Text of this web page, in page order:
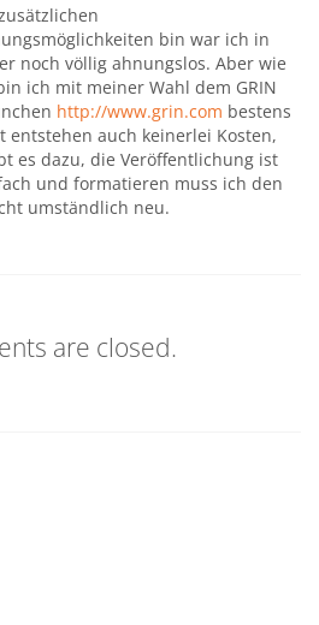
bin war ich in
noch völlig ahnungslos. Aber wie
ich mit meiner Wahl dem GRIN
http://www.grin.com bestens
entstehen auch keinerlei Kosten,
es dazu, die Veröffentlichung ist
und formatieren muss ich den
umständlich neu.
are closed.